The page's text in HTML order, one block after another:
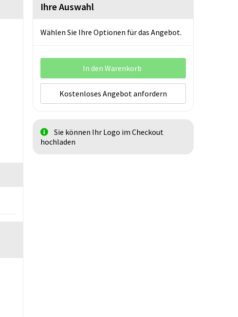
Ihre Auswahl
Wählen Sie Ihre Optionen für das Angebot.
In den Warenkorb
Kostenloses Angebot anfordern
Sie können Ihr Logo im Checkout
hochladen